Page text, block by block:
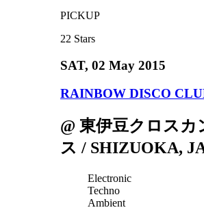
PICKUP
22 Stars
SAT, 02 May 2015
RAINBOW DISCO
@ 東伊豆クロスカ
ス / SHIZUOKA,
Electronic
Techno
Ambient